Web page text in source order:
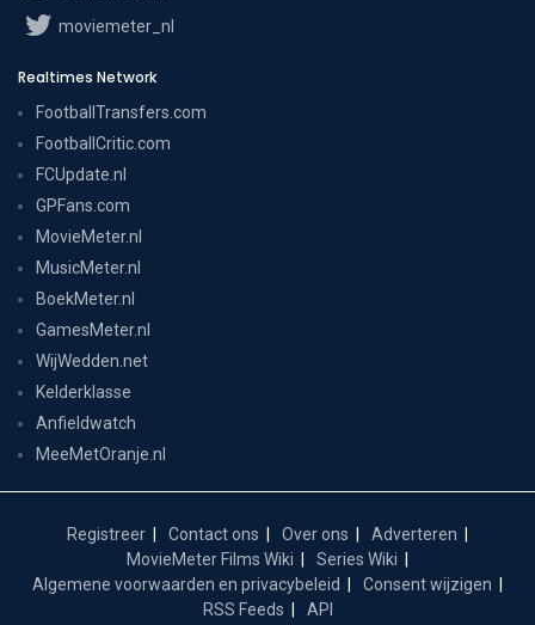
moviemeter_nl
Realtimes Network
FootballTransfers.com
FootballCritic.com
FCUpdate.nl
GPFans.com
MovieMeter.nl
MusicMeter.nl
BoekMeter.nl
GamesMeter.nl
WijWedden.net
Kelderklasse
Anfieldwatch
MeeMetOranje.nl
Registreer Contact ons Over ons
Adverteren
MovieMeter Films Wiki
Series Wiki
Algemene voorwaarden en privacybeleid
Consent wijzigen
RSS Feeds
API